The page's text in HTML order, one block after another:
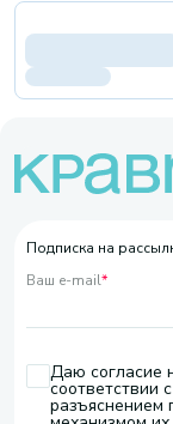
Подписка на
Ваш e-mail*
Даю согласие
соответствии с
разъяснением